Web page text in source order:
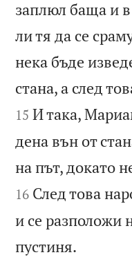
заплюл баща и
ли тя да се
нека бъде
стана, а след
15 И така,
дена вън от
на път, докато
16 След това
и се разположи
пустиня.